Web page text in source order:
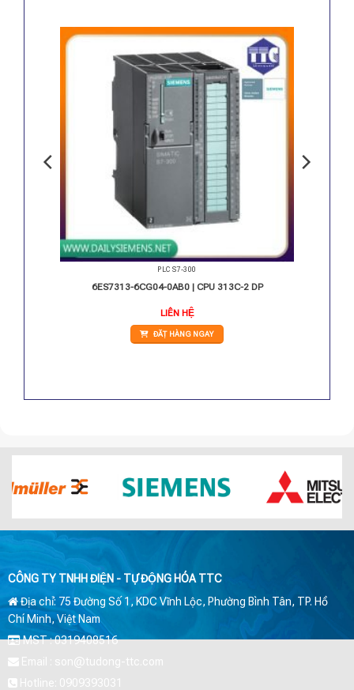
PLC S7-300
6ES7313-6CG04-0AB0 | CPU 313C-2 DP
LIÊN HỆ
ĐẶT HÀNG NGAY
CÔNG TY TNHH ĐIỆN - TỰ ĐỘNG HÓA TTC
Địa chỉ: 75 Đường Số 1, KDC Vĩnh Lộc, Phường Bình Tân, TP. Hồ
Chí Minh, Việt Nam
MST : 0319408516
Email : son@tudong-ttc.com
Hotline: 0909393031